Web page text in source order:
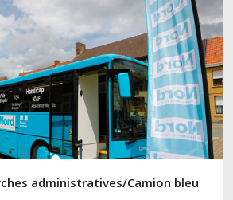
administratives/Camion bleu